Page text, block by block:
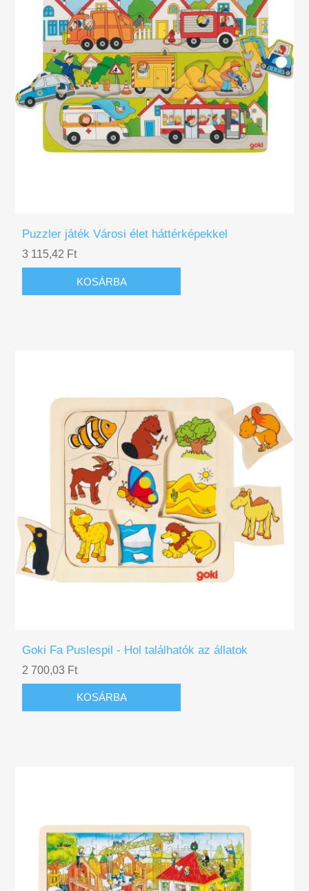
Puzzler játék Városi élet háttérképekkel
3 115,42 Ft
KOSÁRBA
Goki Fa Puslespil - Hol találhatók az állatok
2 700,03 Ft
KOSÁRBA